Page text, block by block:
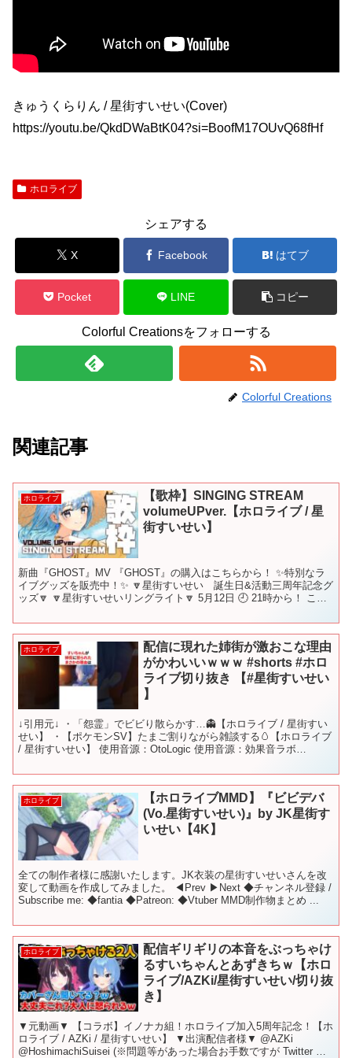
きゅうくらりん / 星街すいせい(Cover)
https://youtu.be/QkdDWaBtK04?si=BoofM17OUvQ68fHf
ホロライブ
シェアする
X Facebook はてブ
Pocket LINE コピー
Colorful Creationsをフォローする
Colorful Creations
関連記事
ホロライブ
【歌枠】SINGING STREAM
volumeUPver.【ホロライブ / 星
街すいせい】
新曲『GHOST』MV 『GHOST』の購入はこちらから！ ✨特別なラ
イブグッズを販売中！✨ 🔽星街すいせい 誕生日&活動三周年記念グ
ッズ🔽 🔽星街すいせいリングライト🔽 5月12日 🕘 21時から！ この
ホロライブ
配信に現れた姉街が激おこな理由
がかわいいｗｗｗ #shorts #ホロ
ライブ切り抜き 【#星街すいせい
】
↓引用元↓ ・「怨霊」でビビり散らかす…👻【ホロライブ / 星街すい
せい】 ・【ポケモンSV】たまご割りながら雑談する🥚【ホロライブ
/ 星街すいせい】 使用音源：OtoLogic 使用音源：効果音ラボ
ホロライブ
【ホロライブMMD】『ビビデバ
(Vo.星街すいせい)』by JK星街す
いせい【4K】
全ての制作者様に感謝いたします。JK衣装の星街すいせいさんを改
変して動画を作成してみました。 ◀Prev ▶Next ◆チャンネル登録 /
Subscribe me: ◆fantia ◆Patreon: ◆Vtuber MMD制作物まとめ ...
ホロライブ
配信ギリギリの本音をぶっちゃけ
るすいちゃんとあずきちｗ【ホロ
ライブ/AZKi/星街すいせい/切り抜
き】
▼元動画▼ 【コラボ】イノナカ組！ホロライブ加入5周年記念！【ホ
ロライブ / AZKi / 星街すいせい】 ▼出演配信者様▼ @AZKi
@HoshimachiSuisei (※問題等があった場合お手数ですが Twitter の